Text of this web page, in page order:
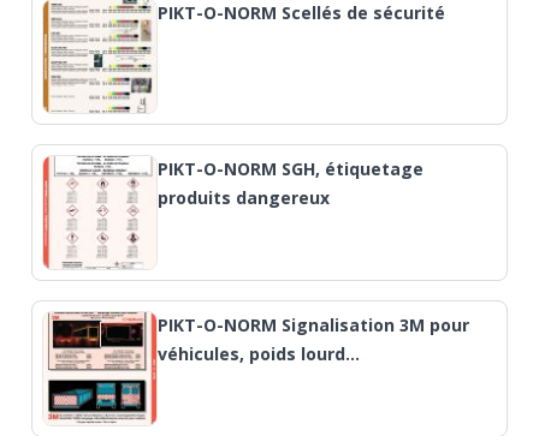
PIKT-O-NORM Scellés de sécurité
PIKT-O-NORM SGH, étiquetage
produits dangereux
PIKT-O-NORM Signalisation 3M pour
véhicules, poids lourd…